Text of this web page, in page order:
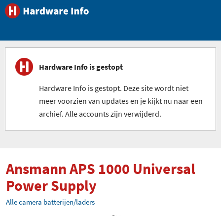
Hardware Info is gestopt
Hardware Info is gestopt. Deze site wordt niet
meer voorzien van updates en je kijkt nu naar een
archief. Alle accounts zijn verwijderd.
Ansmann APS 1000 Universal
Power Supply
Alle camera batterijen/laders